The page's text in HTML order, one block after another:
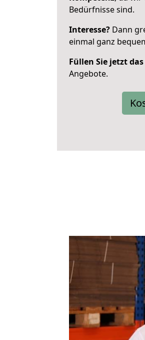
Bedürfnisse sind.
Interesse? Dann
einmal ganz
Füllen Sie jetzt
Angebote.